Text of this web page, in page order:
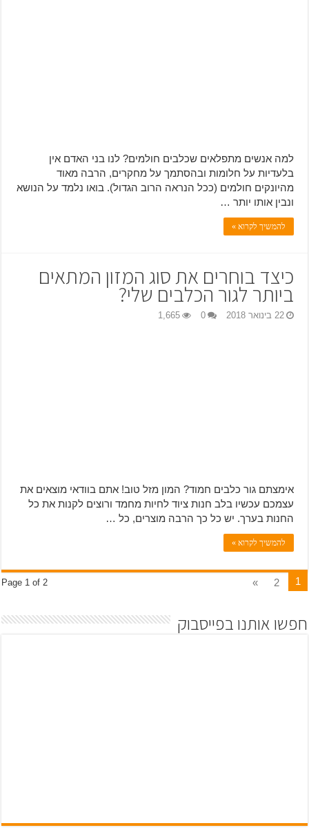
למה אנשים מתפלאים שכלבים חולמים? לנו בני האדם אין
בלעדיות על חלומות ובהסתמך על מחקרים, הרבה מאוד
מהיונקים חולמים (ככל הנראה הרוב הגדול). בואו נלמד על הנושא
ונבין אותו יותר …
להמשיך לקרוא »
כיצד בוחרים את סוג המזון המתאים
ביותר לגור הכלבים שלי?
22 בינואר 2018 0
1,665
אימצתם גור כלבים חמוד? המון מזל טוב! אתם בוודאי מוצאים את
עצמכם עכשיו בלב חנות ציוד לחיות מחמד ורוצים לקנות את כל
החנות בערך. יש כל כך הרבה מוצרים, כל …
להמשיך לקרוא »
Page 1 of 2 1
2
»
חפשו אותנו בפייסבוק